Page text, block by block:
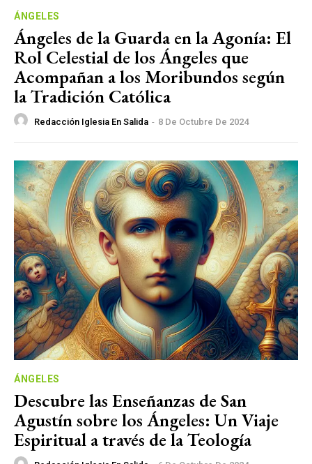
ÁNGELES
Ángeles de la Guarda en la Agonía: El
Rol Celestial de los Ángeles que
Acompañan a los Moribundos según
la Tradición Católica
Redacción Iglesia En Salida - 8 De Octubre De 2024
ÁNGELES
Descubre las Enseñanzas de San
Agustín sobre los Ángeles: Un Viaje
Espiritual a través de la Teología